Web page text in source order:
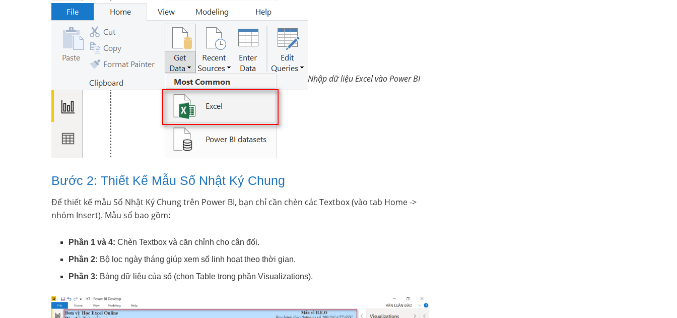
Nhập dữ liệu Excel vào Power BI
Bước 2: Thiết Kế Mẫu Sổ Nhật Ký Chung
Để thiết kế mẫu Sổ Nhật Ký Chung trên Power BI, bạn chỉ cần chèn các Textbox (vào tab Home ->
nhóm Insert). Mẫu sổ bao gồm:
Phần 1 và 4: Chèn Textbox và căn chỉnh cho cân đối.
Phần 2: Bộ lọc ngày tháng giúp xem sổ linh hoạt theo thời gian.
Phần 3: Bảng dữ liệu của sổ (chọn Table trong phần Visualizations).